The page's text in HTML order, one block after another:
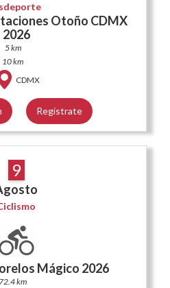
Otoño CDMX
2026
5 km
10 km
CDMX
Regístrate
9
Mágico 2026
72.4 km